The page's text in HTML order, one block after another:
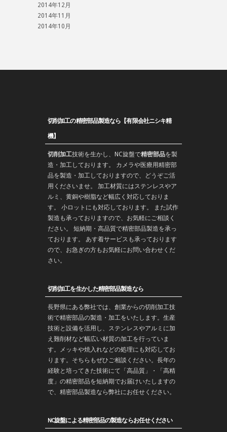
2014年12月
2014年11月
2014年10月
切削加工の精密部品製造なら【有限会社ニシキ精
機】
切削加工技術を生かし、 NC旋盤で精密部品を製
造 ・加工しております。 カメラや医療用精密部
品を製造・加工しておりますので、どうぞご活
用くださいませ。 加工材質にはステンレスやア
ルミ、黄銅や樹脂など幅広く対応しておりま
す。 小ロットにも対応しております。 また試作
製造 も承っておりますので、お気軽にご相談く
ださい。 短納期・高品質で精密部品製造を承っ
ております。 あす着サービスも承っております
ので、お急ぎの方もお気軽にお問い合わせくだ
さい。
切削加工を生かした精密部品製造なら
長野県にある弊社では、創業からの切削加工技
術で精密部品の製造・ 加工をいたします。生産
技術と設備を活用し、ステンレスやアルミに加
え難削材など幅広い材質の加工を行っていま
す。メッキや焼入れなどの処理にも対応してお
ります。そちらもぜひご相談ください。長年の
経験と培ってきた技術にて「高品質」・「高精
度」の精密部品を短納期でお届けいたしますの
で、精密部品製造なら弊社にお任せください。
NC旋盤による精密部品の製造ならお任せください